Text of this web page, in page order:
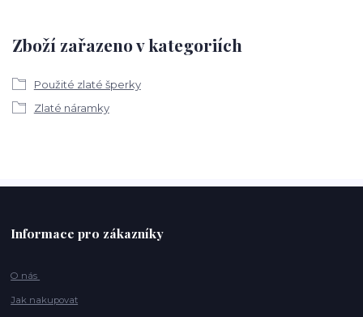
Zboží zařazeno v kategoriích
Použité zlaté šperky
Zlaté náramky
Informace pro zákazníky
O nás
Jak nakupovat